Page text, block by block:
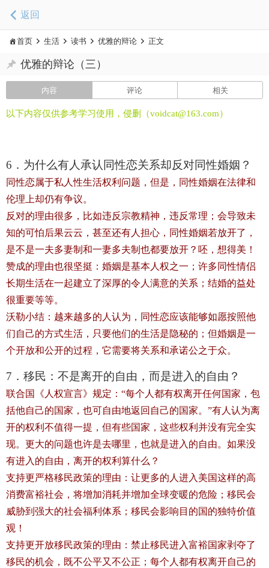
返回
首页 生活 读书 优雅的辩论 正文
优雅的辩论（三）
内容 评论 相关
以下内容仅供参考学习使用，侵删（voidcat@163.com）
6．为什么有人承认同性恋关系却反对同性婚姻？
同性恋属于私人性生活权利问题，但是，同性婚姻在法律和
伦理上却仍有争议。
反对的理由很多，比如违反宗教精神，违反常理；会导致未
知的可怕后果云云，甚至还有人担心，同性婚姻若放开了，
是不是一夫多妻制和一妻多夫制也都要放开？呸，想得美！
赞成的理由也很坚挺：婚姻是基本人权之一；许多同性情侣
长期生活在一起建立了深厚的令人满意的关系；结婚的益处
很重要等等。
沃勒小结：越来越多的人认为，同性恋应该能够如愿按照他
们自己的方式生活，只要他们的生活是隐秘的；但婚姻是一
个开放和公开的过程，它需要将关系和承诺公之于众。
7．移民：不是离开的自由，而是进入的自由？
联合国《人权宣言》规定：“每个人都有权离开任何国家，包
括他自己的国家，也可自由地返回自己的国家。”有人认为离
开的权利不值得一提，但有些国家，这些权利并没有完全实
现。更大的问题也许是去哪里，也就是进入的自由。如果没
有进入的自由，离开的权利算什么？
支持更严格移民政策的理由：让更多的人进入美国这样的高
消费富裕社会，将增加消耗并增加全球变暖的危险；移民会
威胁到强大的社会福利体系；移民会影响目的国的独特价值
观！
支持更开放移民政策的理由：禁止移民进入富裕国家剥夺了
移民的机会，既不公平又不公正；每个人都有权离开自己的